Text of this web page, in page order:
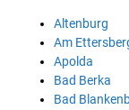
Altenburg
Am
Apolda
Bad Berka
Bad